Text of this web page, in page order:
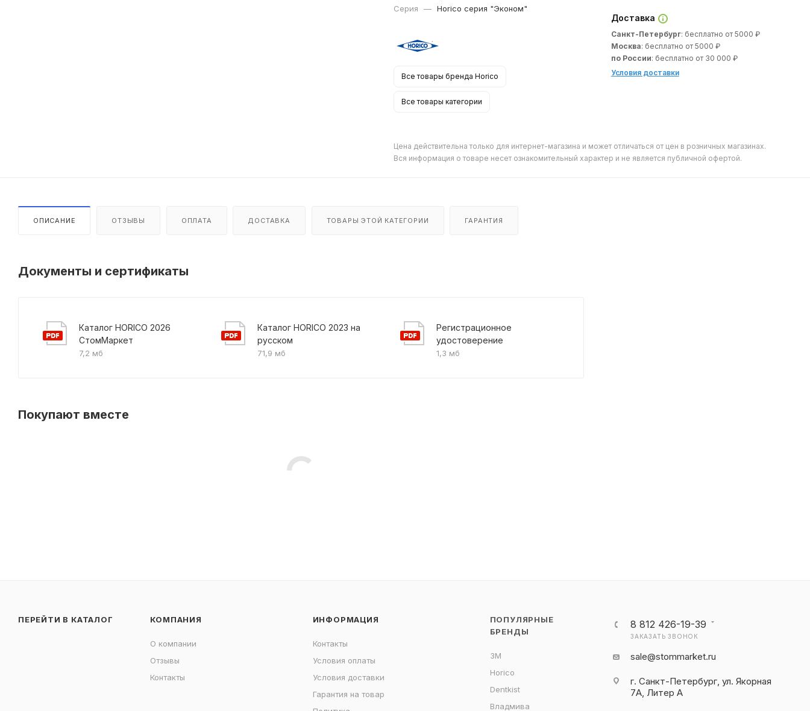
Серия
— Horico серия "Эконом"
Все товары бренда Horico
Все товары категории
Доставка
Санкт-Петербург: бесплатно от 5000 ₽
Москва: бесплатно от 5000 ₽
по России: бесплатно от 30 000 ₽
Условия доставки
Цена действительна только для интернет-магазина и может отличаться от цен в розничных магазинах.
Вся информация о товаре несет ознакомительный характер и не является публичной офертой.
ОПИСАНИЕ ОТЗЫВЫ ОПЛАТА ДОСТАВКА ТОВАРЫ ЭТОЙ КАТЕГОРИИ ГАРАНТИЯ
Документы и сертификаты
Каталог HORICO 2026
СтомМаркет
7,2 мб
Каталог HORICO 2023 на
русском
71,9 мб
Регистрационное
удостоверение
1,3 мб
Покупают вместе
ПЕРЕЙТИ В КАТАЛОГ КОМПАНИЯ
О компании
Отзывы
Контакты
ИНФОРМАЦИЯ
Контакты
Условия оплаты
Условия доставки
Гарантия на товар
ПОПУЛЯРНЫЕ
БРЕНДЫ
3M
Horico
Dentkist
Владмива
8 812 426-19-39
ЗАКАЗАТЬ ЗВОНОК
sale@stommarket.ru
г. Cанкт-Петербург, ул. Якорная
7А, Литер А